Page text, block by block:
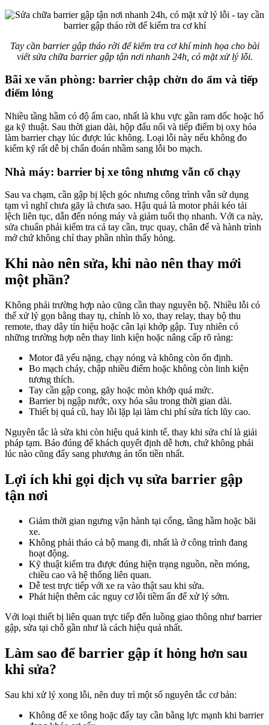
Tay cần barrier gập tháo rời để kiểm tra cơ khí minh họa cho bài
viết sửa chữa barrier gập tận nơi nhanh 24h, có mặt xử lý lỗi.
Bãi xe văn phòng: barrier chập chờn do ẩm và tiếp
điểm lỏng
Nhiều tầng hầm có độ ẩm cao, nhất là khu vực gần ram dốc hoặc hố
ga kỹ thuật. Sau thời gian dài, hộp đấu nối và tiếp điểm bị oxy hóa
làm barrier chạy lúc được lúc không. Loại lỗi này nếu không đo
kiểm kỹ rất dễ bị chẩn đoán nhầm sang lỗi bo mạch.
Nhà máy: barrier bị xe tông nhưng vẫn cố chạy
Sau va chạm, cần gập bị lệch góc nhưng công trình vẫn sử dụng
tạm vì nghĩ chưa gãy là chưa sao. Hậu quả là motor phải kéo tải
lệch liên tục, dẫn đến nóng máy và giảm tuổi thọ nhanh. Với ca này,
sửa chuẩn phải kiểm tra cả tay cần, trục quay, chân đế và hành trình
mở chứ không chỉ thay phần nhìn thấy hỏng.
Khi nào nên sửa, khi nào nên thay mới
một phần?
Không phải trường hợp nào cũng cần thay nguyên bộ. Nhiều lỗi có
thể xử lý gọn bằng thay tụ, chỉnh lò xo, thay relay, thay bộ thu
remote, thay dây tín hiệu hoặc cân lại khớp gập. Tuy nhiên có
những trường hợp nên thay linh kiện hoặc nâng cấp rõ ràng:
Motor đã yếu nặng, chạy nóng và không còn ổn định.
Bo mạch cháy, chập nhiều điểm hoặc không còn linh kiện
tương thích.
Tay cần gập cong, gãy hoặc mòn khớp quá mức.
Barrier bị ngập nước, oxy hóa sâu trong thời gian dài.
Thiết bị quá cũ, hay lỗi lặp lại làm chi phí sửa tích lũy cao.
Nguyên tắc là sửa khi còn hiệu quả kinh tế, thay khi sửa chỉ là giải
pháp tạm. Báo đúng để khách quyết định dễ hơn, chứ không phải
lúc nào cũng đẩy sang phương án tốn tiền nhất.
Lợi ích khi gọi dịch vụ sửa barrier gập
tận nơi
Giảm thời gian ngưng vận hành tại cổng, tầng hầm hoặc bãi
xe.
Không phải tháo cả bộ mang đi, nhất là ở công trình đang
hoạt động.
Kỹ thuật kiểm tra được đúng hiện trạng nguồn, nền móng,
chiều cao và hệ thống liên quan.
Dễ test trực tiếp với xe ra vào thật sau khi sửa.
Phát hiện thêm các nguy cơ lỗi tiềm ẩn để xử lý sớm.
Với loại thiết bị liên quan trực tiếp đến luồng giao thông như barrier
gập, sửa tại chỗ gần như là cách hiệu quả nhất.
Làm sao để barrier gập ít hỏng hơn sau
khi sửa?
Sau khi xử lý xong lỗi, nên duy trì một số nguyên tắc cơ bản:
Không để xe tông hoặc đẩy tay cần bằng lực mạnh khi barrier